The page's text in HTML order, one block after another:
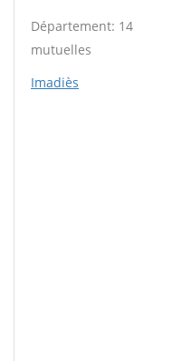
Département: 14
mutuelles
Imadiès